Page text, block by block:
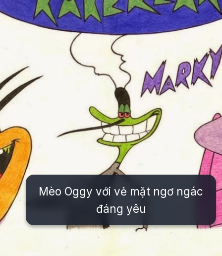
Mèo Oggy với vẻ mặt ngơ ngác
đáng yêu